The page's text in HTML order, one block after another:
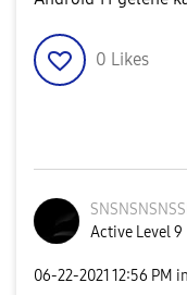
0 Likes
Active Level 9
‎06-22-2021 12:56 PM in